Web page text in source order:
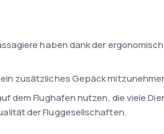
haben dank der
zusätzliches Gepäck
dem Flughafen nutzen, die viele
der Fluggesellschaften.